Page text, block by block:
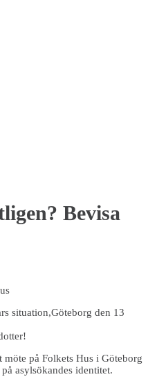
Bevisa
situation,Göteborg den 13
på Folkets Hus i Göteborg
asylsökandes identitet.